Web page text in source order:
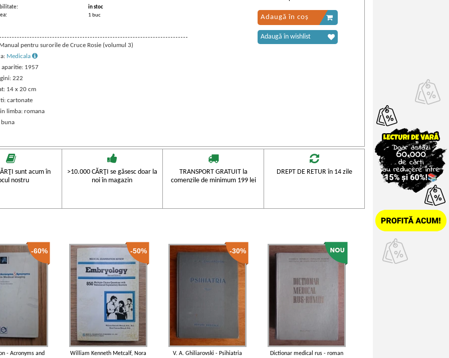
in stoc
1 buc
pentru surorile de Cruce Rosie (volumul 3)
Medicala
aparitie: 1957
222
14 x 20 cm
cartonate
limba: romana
buna
Adaugă în coș
Adaugă în wishlist
sunt acum în
nostru
>10.000 CĂRŢI se găsesc doar la
noi în magazin
TRANSPORT GRATUIT la
comenzile de minimum 199 lei
DREPT DE RETUR în 14 zile
-60%
- Acronyms and
-50%
William Kenneth Metcalf, Nora
-30%
V. A. Ghiliarovski - Psihiatria Dictionar medical rus - roman